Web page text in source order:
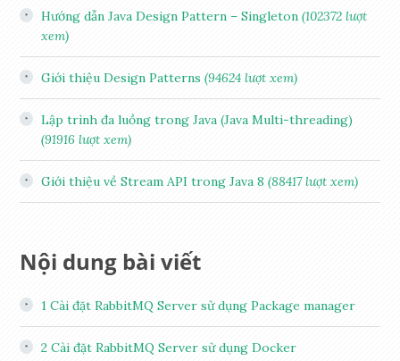
Hướng dẫn Java Design Pattern – Singleton(102372 lượt
xem)
Giới thiệu Design Patterns(94624 lượt xem)
Lập trình đa luồng trong Java (Java Multi-threading)
(91916 lượt xem)
Giới thiệu về Stream API trong Java 8(88417 lượt xem)
Nội dung bài viết
1 Cài đặt RabbitMQ Server sử dụng Package manager
2 Cài đặt RabbitMQ Server sử dụng Docker